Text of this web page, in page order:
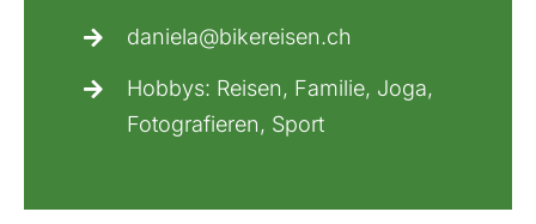
daniela@bikereisen.ch
Hobbys: Reisen, Familie, Joga,
Fotografieren, Sport
Norwegen
Österreich
Polen, Masuren
Sardinien, Italien